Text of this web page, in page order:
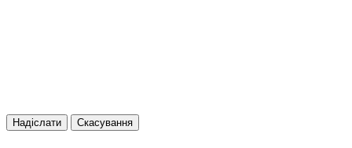
Надіслати Скасування